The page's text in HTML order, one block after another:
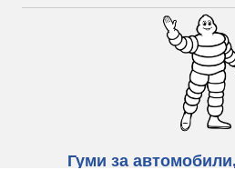
Гуми за